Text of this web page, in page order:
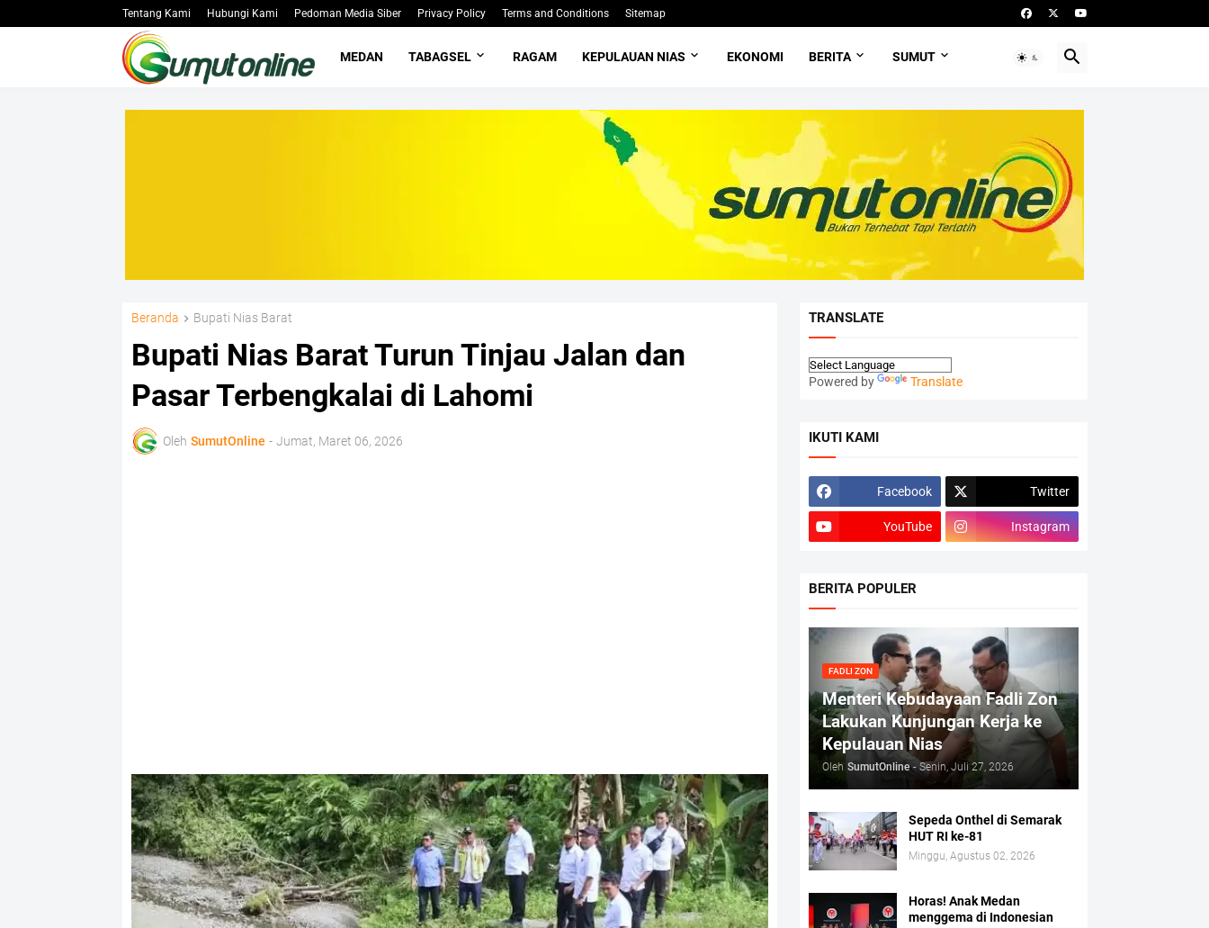
Tentang Kami Hubungi Kami Pedoman Media Siber Privacy Policy Terms and Conditions Sitemap
MEDAN TABAGSEL RAGAM KEPULAUAN NIAS EKONOMI BERITA SUMUT
Beranda Bupati Nias Barat
Bupati Nias Barat Turun Tinjau Jalan dan
Pasar Terbengkalai di Lahomi
Oleh SumutOnline - Jumat, Maret 06, 2026
TRANSLATE
Powered by Translate
IKUTI KAMI
Facebook Twitter
YouTube Instagram
BERITA POPULER
FADLI ZON
Menteri Kebudayaan Fadli Zon
Lakukan Kunjungan Kerja ke
Kepulauan Nias
Oleh SumutOnline - Senin, Juli 27, 2026
Sepeda Onthel di Semarak
HUT RI ke-81
Minggu, Agustus 02, 2026
Horas! Anak Medan
menggema di Indonesian